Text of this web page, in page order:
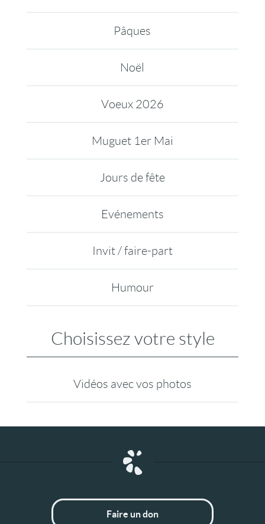
Pâques
Noël
Voeux 2026
Muguet 1er Mai
Jours de fête
Evénements
Invit / faire-part
Humour
Choisissez votre style
Vidéos avec vos photos
Faire un don